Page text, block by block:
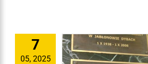
7
05, 2025